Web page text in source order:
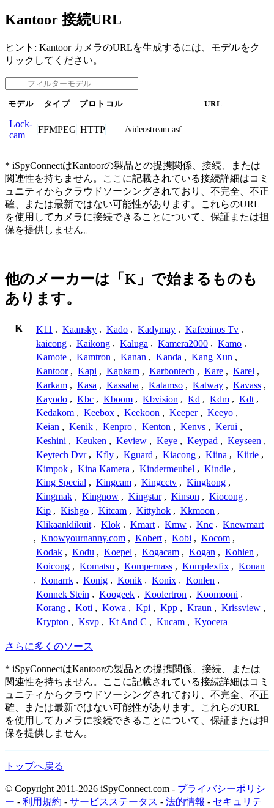
Kantoor 接続URL
ヒント: Kantoor カメラのURLを生成するには、モデルをク
リックしてください。
モデル タイプ プロトコル URL
Lock-
cam
FFMPEG HTTP /videostream.asf
* iSpyConnectはKantoorの製品との提携関係、接続、または
関連性を持ちません。ここに記載されている接続詳細はコミ
ュニティからクラウドソーシングされており、不完全、不正
確、または最新ではない可能性があります。これらのURL
を使用してカメラに接続できることについて、保証または担
保を提供しません。
他のメーカーは「K」で始まるものも
あります。
K K11 , Kaansky , Kado , Kadymay , Kafeoinos Tv ,
kaicong , Kaikong , Kaluga , Kamera2000 , Kamo ,
Kamote , Kamtron , Kanan , Kanda , Kang Xun ,
Kantoor , Kapi , Kapkam , Karbontech , Kare , Karel ,
Karkam , Kasa , Kassaba , Katamso , Katway , Kavass ,
Kayodo , Kbc , Kboom , Kbvision , Kd , Kdm , Kdt ,
Kedakom , Keebox , Keekoon , Keeper , Keeyo ,
Keian , Kenik , Kenpro , Kenton , Kenvs , Kerui ,
Keshini , Keuken , Keview , Keye , Keypad , Keyseen ,
Keytech Dvr , Kfly , Kguard , Kiacong , Kiina , Kiirie ,
Kimpok , Kina Kamera , Kindermeubel , Kindle ,
King Special , Kingcam , Kingcctv , Kingkong ,
Kingmak , Kingnow , Kingstar , Kinson , Kiocong ,
Kip , Kishgo , Kitcam , Kittyhok , Kkmoon ,
Klikaanklikuit , Klok , Kmart , Kmw , Knc , Knewmart
, Knowyournanny.com , Kobert , Kobi , Kocom ,
Kodak , Kodu , Koepel , Kogacam , Kogan , Kohlen ,
Koicong , Komatsu , Kompernass , Komplexfix , Konan
, Konarrk , Konig , Konik , Konix , Konlen ,
Konnek Stein , Koogeek , Koolertron , Koomooni ,
Korang , Koti , Kowa , Kpi , Kpp , Kraun , Krissview ,
Krypton , Ksvp , Kt And C , Kucam , Kyocera
さらに多くのソース
* iSpyConnectはKantoorの製品との提携関係、接続、または
関連性を持ちません。ここに記載されている接続詳細はコミ
ュニティからクラウドソーシングされており、不完全、不正
確、または最新ではない可能性があります。これらのURL
を使用してカメラに接続できることについて、保証または担
保を提供しません。
トップへ戻る
© Copyright 2011-2026 iSpyConnect.com - プライバシーポリシ
ー - 利用規約 - サービスステータス - 法的情報 - セキュリテ